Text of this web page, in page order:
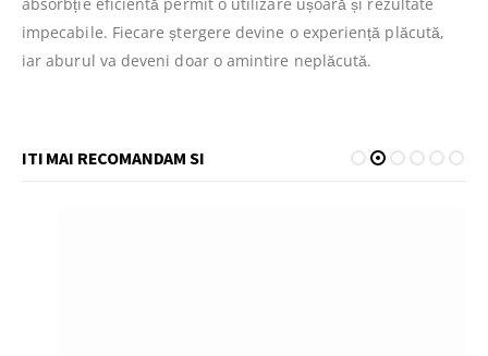
impecabile. Fiecare ștergere devine o experiență plăcută,
iar aburul va deveni doar o amintire neplăcută.
ITI MAI RECOMANDAM SI